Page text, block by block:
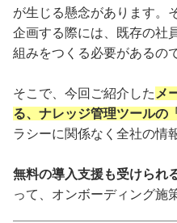
が生じる懸念があります。
企画する際には、既存の社
組みをつくる必要があるの
そこで、今回ご紹介した メ
る、ナレッジ管理ツールの
ラシーに関係なく全社の情
無料の導入支援も受けられ
って、オンボーディング施